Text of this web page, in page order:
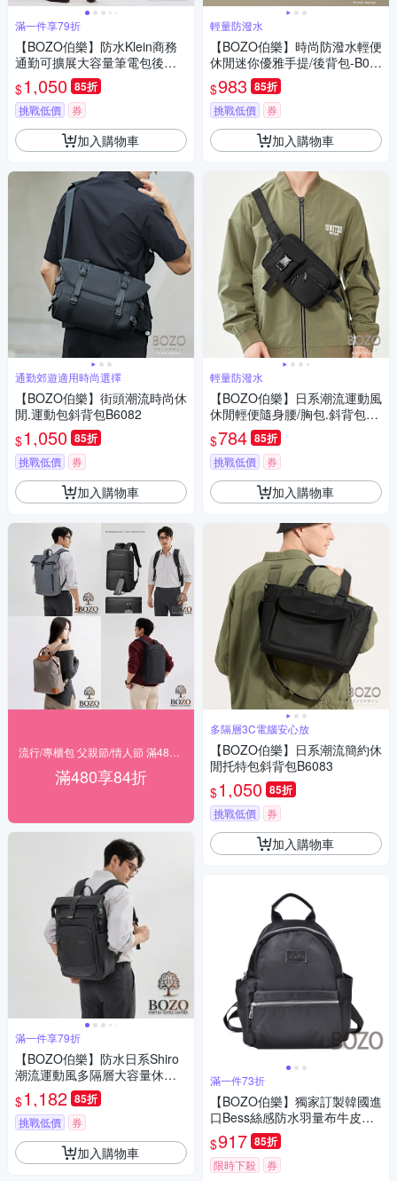
滿一件享79折
【BOZO伯樂】防水Klein商務
通勤可擴展大容量筆電包後背
包B6086(防水包 質感灰)
$1,050 85折
挑戰低價 券
加入購物車
通勤郊遊適用時尚選擇
【BOZO伯樂】街頭潮流時尚休
閒.運動包斜背包B6082
$1,050 85折
挑戰低價 券
加入購物車
滿480享84折
滿一件享79折
【BOZO伯樂】防水日系Shiro
潮流運動風多隔層大容量休閒
筆電包後背包B6088(防水包 經
典黑)
$1,182 85折
挑戰低價 券
加入購物車
輕量防潑水
【BOZO伯樂】時尚防潑水輕便
休閒迷你優雅手提/後背包-B02
54
$983 85折
挑戰低價 券
加入購物車
輕量防潑水
【BOZO伯樂】日系潮流運動風
休閒輕便隨身腰/胸包.斜背包B6
080
$784 85折
挑戰低價 券
加入購物車
多隔層3C電腦安心放
【BOZO伯樂】日系潮流簡約休
閒托特包斜背包B6083
$1,050 85折
挑戰低價 券
加入購物車
滿一件73折
【BOZO伯樂】獨家訂製韓國進
口Bess絲感防水羽量布牛皮後
背包B0148-質感黑
$917 85折
限時下殺 券